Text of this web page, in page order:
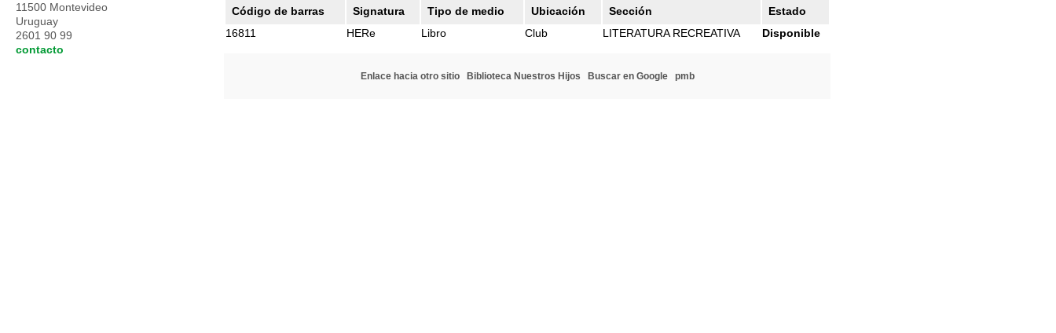
Código de barras Signatura Tipo de medio Ubicación Sección
Estado
16811
HERe Libro Club LITERATURA RECREATIVA Disponible
Enlace hacia otro sitio Biblioteca Nuestros Hijos Buscar en Google pmb
11500 Montevideo
Uruguay
2601 90 99
contacto